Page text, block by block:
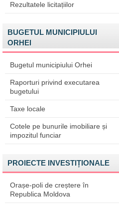
Rezultatele licitațiilor
BUGETUL MUNICIPIULUI
ORHEI
Bugetul municipiului Orhei
Raporturi privind executarea
bugetului
Taxe locale
Cotele pe bunurile imobiliare și
impozitul funciar
PROIECTE INVESTIȚIONALE
Orașe-poli de creștere în
Republica Moldova